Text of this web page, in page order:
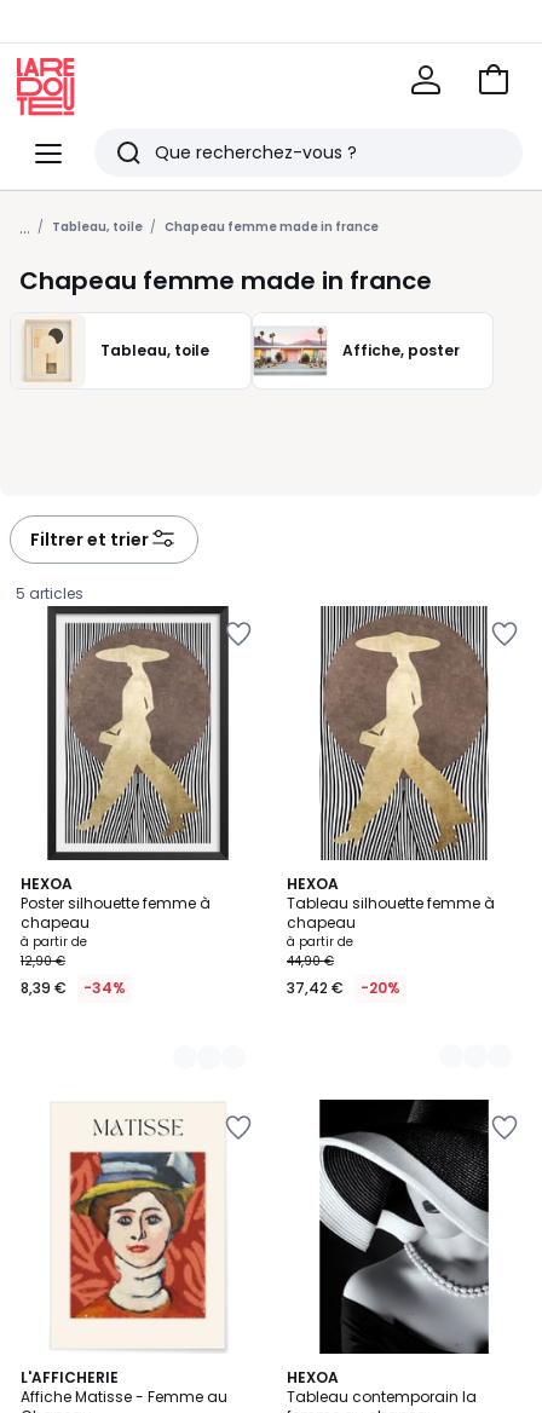
Menu
Redoute
Rechercher
Derniers
articles
vus
Voir
... Tableau, toile Chapeau femme made in france
Chapeau femme made in france
Tableau, toile Affiche, poster
Filtrer et trier
5 articles
HEXOA
Poster silhouette femme à
chapeau
Prix
à
partir
réduction
appliquée.
à partir de
12,90 €
8,39 € -34%
3
Couleurs
HEXOA
Tableau silhouette femme à
chapeau
à partir de
44,90 €
37,42 € -20%
3
Couleurs
L'AFFICHERIE
Affiche Matisse - Femme au
HEXOA
Tableau contemporain la
3
Couleurs